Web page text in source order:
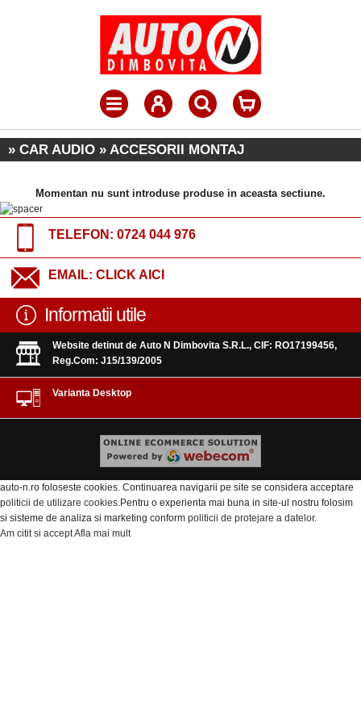
» CAR AUDIO » ACCESORII MONTAJ
Momentan nu sunt introduse produse in aceasta sectiune.
TELEFON: 0724 044 976
EMAIL: CLICK AICI
Informatii utile
Website detinut de Auto N Dimbovita S.R.L., CIF: RO17199456,
Reg.Com: J15/139/2005
Varianta Desktop
auto-n.ro foloseste cookies. Continuarea navigarii pe site se considera acceptare
politicii de utilizare cookies .Pentru o experienta mai buna in site-ul nostru folosim
si sisteme de analiza si marketing conform politicii de protejare a datelor.
Am citit si acceptAfla mai mult